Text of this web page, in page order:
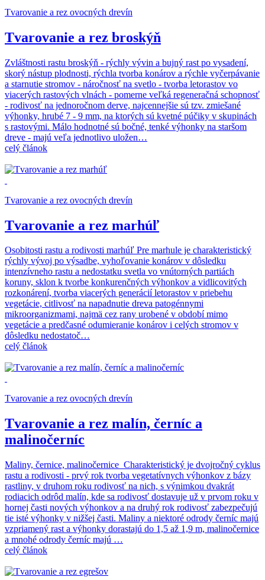
Tvarovanie a rez ovocných drevín
Tvarovanie a rez broskýň
Zvláštnosti rastu broskýň - rýchly vývin a bujný rast po vysadení,
skorý nástup plodnosti, rýchla tvorba konárov a rýchle vyčerpávanie
a starnutie stromov - náročnosť na svetlo - tvorba letorastov vo
viacerých rastových vlnách - pomerne veľká regeneračná schopnosť
- rodivosť na jednoročnom derve, najcennejšie sú tzv. zmiešané
výhonky, hrubé 7 - 9 mm, na ktorých sú kvetné púčiky v skupinách
s rastovými. Málo hodnotné sú bočné, tenké výhonky na staršom
dreve - majú veľa jednotlivo uložen…
celý článok
Tvarovanie a rez ovocných drevín
Tvarovanie a rez marhúľ
Osobitosti rastu a rodivosti marhúľ Pre marhule je charakteristický
rýchly vývoj po výsadbe, vyhoľovanie konárov v dôsledku
intenzívneho rastu a nedostatku svetla vo vnútorných partiách
koruny, sklon k tvorbe konkurenčných výhonkov a vidlicovitých
rozkonárení, tvorba viacerých generácií letorastov v priebehu
vegetácie, citlivosť na napadnutie dreva patogénnymi
mikroorganizmami, najmä cez rany urobené v období mimo
vegetácie a predčasné odumieranie konárov i celých stromov v
dôsledku nedostatoč…
celý článok
Tvarovanie a rez ovocných drevín
Tvarovanie a rez malín, černíc a
malinočerníc
Maliny, černice, malinočernice Charakteristický je dvojročný cyklus
rastu a rodivosti - prvý rok tvorba vegetatívnych výhonkov z bázy
rastliny, v druhom roku rodivosť na nich, s výnimkou dvakrát
rodiacich odrôd malín, kde sa rodivosť dostavuje už v prvom roku v
hornej časti nových výhonkov a na druhý rok rodivosť zabezpečujú
tie isté výhonky v nižšej časti. Maliny a niektoré odrody černíc majú
vzpriamený rast a výhonky dorastajú do 1,5 až 1,9 m, malinočernice
a mnohé odrody černíc majú …
celý článok